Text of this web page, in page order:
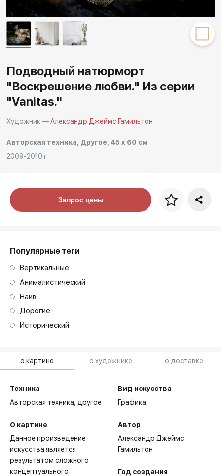
Другие проекты
Rakov
baget
о картине о художнике о доставке
Техника
Авторская техника, другое
О картине
Данное произведение
искусства является
результатом сложного
концептуального
Вид искусства
Графика
Автор
Александр Джеймс
Гамильтон
Год создания
Подводный натюрморт
"Воскрешение любви." Из серии
"Vanitas."
Художник —Александр Джеймс Гамильтон
Авторская техника, Другое, 45 x 60 см
2009-2010 г.
Цена за багетЗапрос цены
Популярные теги
Вертикальные
Анималистический
Наив
Дорогие
Исторический